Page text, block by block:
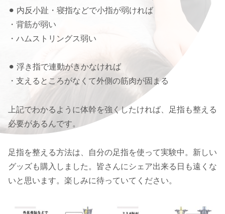
⚫︎ 内反小趾・寝指などで小指が弱ければ
・背筋が弱い
・ハムストリングス弱い
⚫︎ 浮き指で連動がきかなければ
・支えるところがなくて外側の筋肉が固まる
上記でわかるように体幹を強くしたければ、足指も整える
必要があるんです。
足指を整える方法は、自分の足指を使って実験中。新しい
グッズも購入しました。皆さんにシェア出来る日も遠くな
いと思います。楽しみに待っていてください。